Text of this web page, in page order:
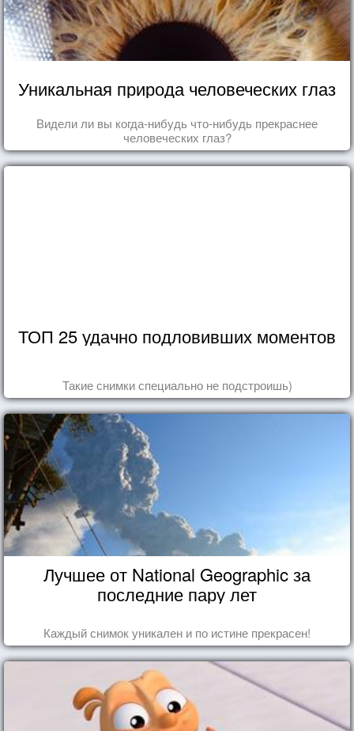
Уникальная природа человеческих глаз
Видели ли вы когда-нибудь что-нибудь прекраснее
человеческих глаз?
ТОП 25 удачно подловивших моментов
Такие снимки специально не подстроишь)
Лучшее от National Geographic за
последние пару лет
Каждый снимок уникален и по истине прекрасен!